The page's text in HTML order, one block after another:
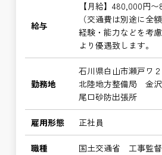
給与
【月給】480,000円
（交通費は別途に全額
経験・能力などを考
より優遇致します。
勤務地
石川県白山市瀬戸ワ
北陸地方整備局 金
尾口砂防出張所
雇用形態 正社員
職種 国土交通省 工事監